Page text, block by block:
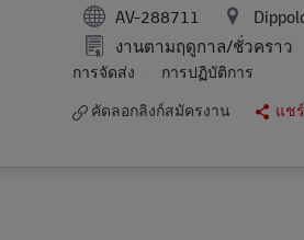
AV-288711
งานตามฤดูกาล/ชั่วคราว
การจัดส่ง
การปฏิบัติการ
คัดลอกลิงก์สมัครงาน
แชร์